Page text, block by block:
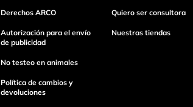
Derechos ARCO
Autorización para el envío
de publicidad
No testeo en animales
Política de cambios y
devoluciones
Quiero ser consultora
Nuestras tiendas